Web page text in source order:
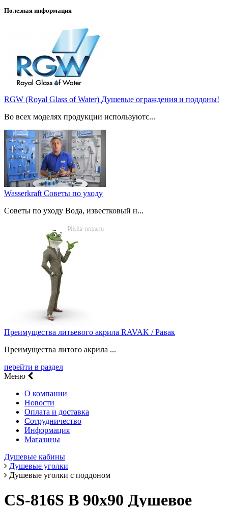
Полезная информация
RGW (Royal Glass of Water) Душевые ограждения и поддоны!
Во всех моделях продукции используютс...
Wasserkraft Советы по уходу
Советы по уходу Вода, известковый н...
Преимущества литьевого акрила RAVAK / Равак
Преимущества литого акрила ...
перейти в раздел
Меню
О компании
Новости
Оплата и доставка
Сотрудничество
Информация
Магазины
Душевые кабины
Душевые уголки
Душевые уголки с поддоном
CS-816S B 90х90 Душевое